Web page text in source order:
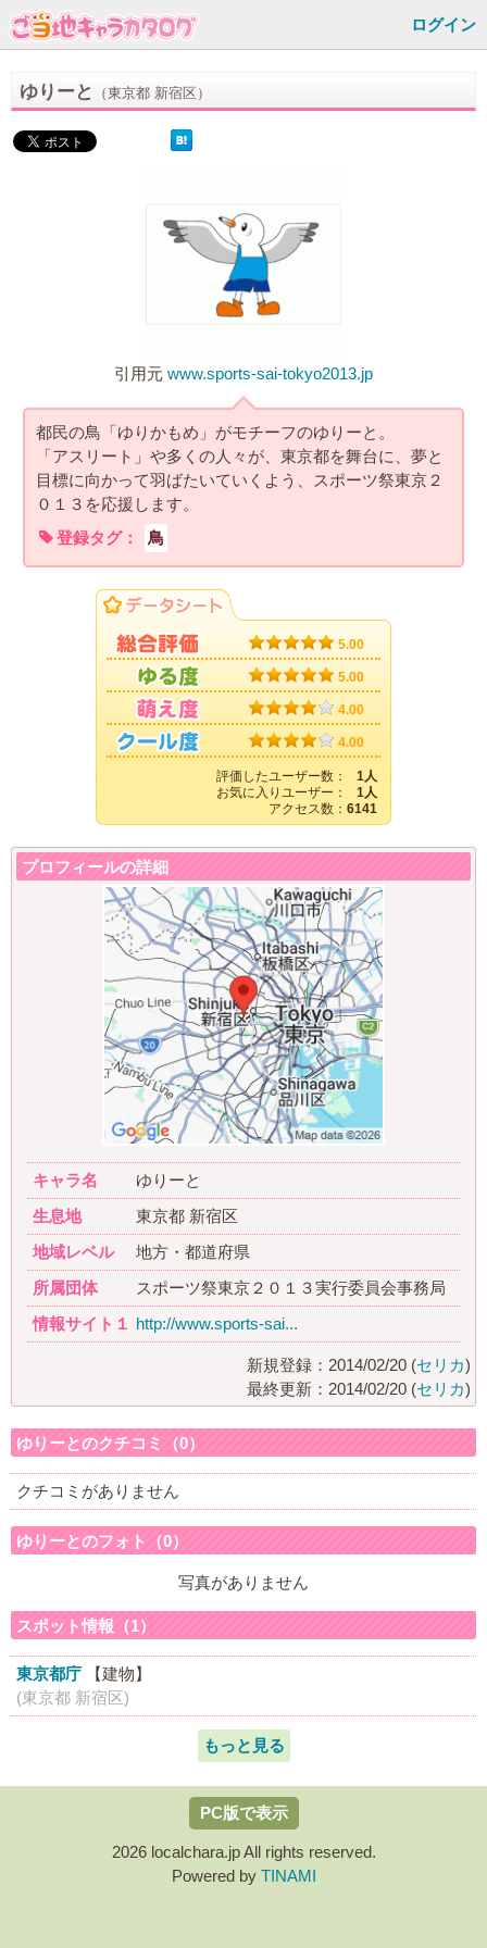
ログイン
ゆりーと （東京都 新宿区）
引用元 www.sports-sai-tokyo2013.jp
都民の鳥「ゆりかもめ」がモチーフのゆりーと。
「アスリート」や多くの人々が、東京都を舞台に、夢と
目標に向かって羽ばたいていくよう、スポーツ祭東京２
０１３を応援します。
登録タグ：
鳥
5.00
5.00
4.00
4.00
評価したユーザー数：
1人
お気に入りユーザー：
1人
アクセス数： 6141
プロフィールの詳細
キャラ名
ゆりーと
生息地
東京都 新宿区
地域レベル
地方・都道府県
所属団体
スポーツ祭東京２０１３実行委員会事務局
情報サイト１ http://www.sports-sai...
新規登録：2014/02/20 (セリカ)
最終更新：2014/02/20 (セリカ)
ゆりーとのクチコミ（0）
クチコミがありません
ゆりーとのフォト（0）
写真がありません
スポット情報（1）
東京都庁
【建物】
(東京都 新宿区)
もっと見る
PC版で表示
2026 localchara.jp All rights reserved.
Powered by TINAMI